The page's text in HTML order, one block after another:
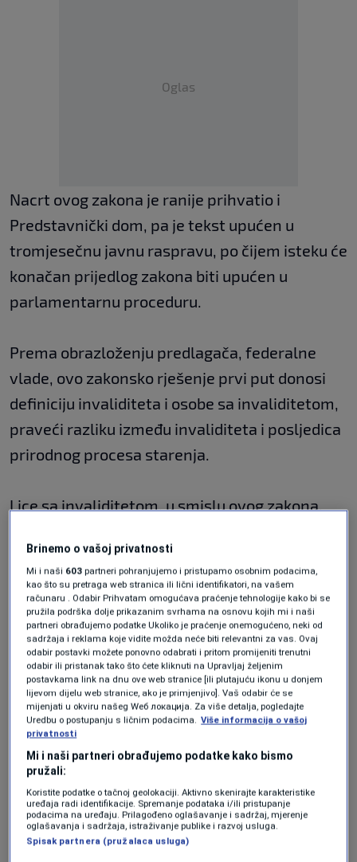
Oglas
Nacrt ovog zakona je ranije prihvatio i
Predstavnički dom, pa je tekst upućen u
tromjesečnu javnu raspravu, po čijem isteku će
konačan prijedlog zakona biti upućen u
parlamentarnu proceduru.
Prema obrazloženju predlagača, federalne
vlade, ovo zakonsko rješenje prvi put donosi
definiciju invaliditeta i osobe sa invaliditetom,
praveći razliku između invaliditeta i posljedica
prirodnog procesa starenja.
Lice sa invaliditetom, u smislu ovog zakona,
zdravstvenom stanju, odnosno trajno
oštećenje organizma prouzrokovano bolešću
(urođenom ili stečenom) ili povredom i koje ne
može biti otklonjeno liječenjem ili mjerama
medicinske zaštite, a koje je zbog takvog
stanja u interakciji s različitim barijerama
onemogućeno, pod jednakim uslovima
ravnopravno sa ostalim članovima društva,
sudjelovati u svim segmentima života.
To su djeca i odrasli koji su slijepi i slabovidi,
gluhi i nagluhi, s poremećajima u govoru i
Brinemo o vašoj privatnosti
Mi i naši 603 partneri pohranjujemo i pristupamo osobnim podacima,
kao što su pretraga web stranica ili lični identifikatori, na vašem
računaru . Odabir Prihvatam omogućava praćenje tehnologije kako bi se
pružila podrška dolje prikazanim svrhama na osnovu kojih mi i naši
partneri obrađujemo podatke Ukoliko je praćenje onemogućeno, neki od
sadržaja i reklama koje vidite možda neće biti relevantni za vas. Ovaj
odabir postavki možete ponovno odabrati i pritom promijeniti trenutni
odabir ili pristanak tako što ćete kliknuti na Upravljaj željenim
postavkama link na dnu ove web stranice [ili plutajuću ikonu u donjem
lijevom dijelu web stranice, ako je primjenjivo]. Vaš odabir će se
mijenjati u okviru našeg Wеб локација. Za više detalja, pogledajte
Uredbu o postupanju s ličnim podacima. Više informacija o vašoj
privatnosti
Mi i naši partneri obrađujemo podatke kako bismo
pružali:
Koristite podatke o tačnoj geolokaciji. Aktivno skenirajte karakteristike
uređaja radi identifikacije. Spremanje podataka i/ili pristupanje
podacima na uređaju. Prilagođeno oglašavanje i sadržaj, mjerenje
oglašavanja i sadržaja, istraživanje publike i razvoj usluga.
Spisak partnera (pružalaca usluga)